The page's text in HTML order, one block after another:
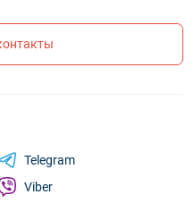
Telegram
Viber